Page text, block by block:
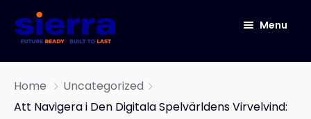
Menu
ABOUT
Home
Uncategorized
Att Navigera i Den Digitala Spelvärldens Virvelvind: